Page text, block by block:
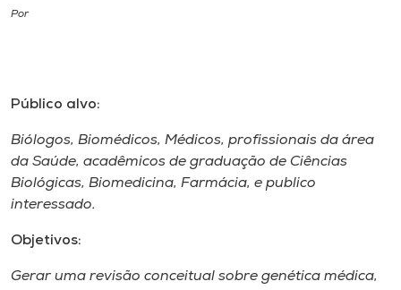
Rádio
Museu
Unoesc
Store
Por
Público alvo:
Biólogos, Biomédicos, Médicos, profissionais da área
da Saúde, acadêmicos de graduação de Ciências
Biológicas, Biomedicina, Farmácia, e publico
interessado.
Objetivos:
Gerar uma revisão conceitual sobre genética médica,